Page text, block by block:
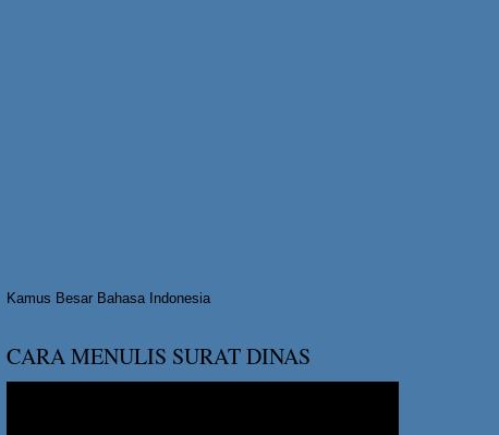
Kamus Besar Bahasa Indonesia
CARA MENULIS SURAT DINAS